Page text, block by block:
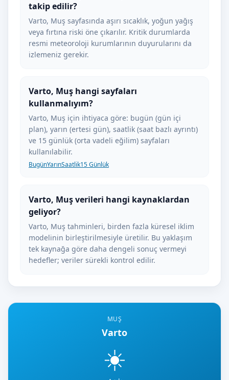
MUŞ
Varto
☀️
takip edilir?
Varto, Muş sayfasında aşırı sıcaklık, yoğun yağış
veya fırtına riski öne çıkarılır. Kritik durumlarda
resmi meteoroloji kurumlarının duyurularını da
izlemeniz gerekir.
Varto, Muş hangi sayfaları
kullanmalıyım?
Varto, Muş için ihtiyaca göre: bugün (gün içi
plan), yarın (ertesi gün), saatlik (saat bazlı ayrıntı)
ve 15 günlük (orta vadeli eğilim) sayfaları
kullanılabilir.
BugünYarınSaatlik15 Günlük
Varto, Muş verileri hangi kaynaklardan
geliyor?
Varto, Muş tahminleri, birden fazla küresel iklim
modelinin birleştirilmesiyle üretilir. Bu yaklaşım
tek kaynağa göre daha dengeli sonuç vermeyi
hedefler; veriler sürekli kontrol edilir.